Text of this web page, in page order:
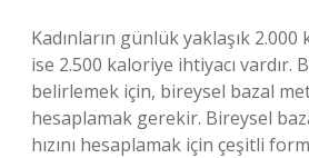
Kadınların günlük yaklaşık
ise 2.500 kaloriye ihtiyacı vardır.
belirlemek için, bireysel bazal
hesaplamak gerekir. Bireysel
hızını hesaplamak için çeşitli